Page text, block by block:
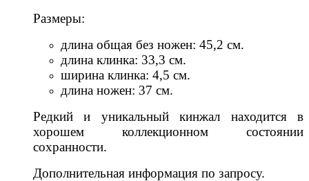
Размеры:
длина общая без ножен: 45,2 см.
длина клинка: 33,3 см.
ширина клинка: 4,5 см.
длина ножен: 37 см.
Редкий и уникальный кинжал находится в
хорошем коллекционном состоянии
сохранности.
Дополнительная информация по запросу.